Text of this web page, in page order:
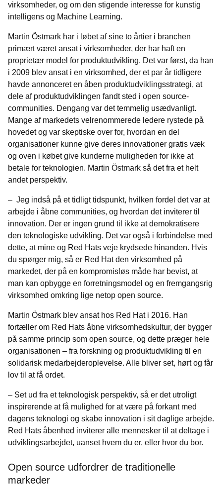
virksomheder, og om den stigende interesse for kunstig
intelligens og Machine Learning.
Martin Östmark har i løbet af sine to årtier i branchen
primært været ansat i virksomheder, der har haft en
proprietær model for produktudvikling. Det var først, da han
i 2009 blev ansat i en virksomhed, der et par år tidligere
havde annonceret en åben produktudviklingsstrategi, at
dele af produktudviklingen fandt sted i open source-
communities. Dengang var det temmelig usædvanligt.
Mange af markedets velrenommerede ledere rystede på
hovedet og var skeptiske over for, hvordan en del
organisationer kunne give deres innovationer gratis væk
og oven i købet give kunderne muligheden for ikke at
betale for teknologien. Martin Östmark så det fra et helt
andet perspektiv.
– Jeg indså på et tidligt tidspunkt, hvilken fordel det var at
arbejde i åbne communities, og hvordan det inviterer til
innovation. Der er ingen grund til ikke at demokratisere
den teknologiske udvikling. Det var også i forbindelse med
dette, at mine og Red Hats veje krydsede hinanden. Hvis
du spørger mig, så er Red Hat den virksomhed på
markedet, der på en kompromisløs måde har bevist, at
man kan opbygge en forretningsmodel og en fremgangsrig
virksomhed omkring lige netop open source.
Martin Östmark blev ansat hos Red Hat i 2016. Han
fortæller om Red Hats åbne virksomhedskultur, der bygger
på samme princip som open source, og dette præger hele
organisationen – fra forskning og produktudvikling til en
solidarisk medarbejderoplevelse. Alle bliver set, hørt og får
lov til at få ordet.
– Set ud fra et teknologisk perspektiv, så er det utroligt
inspirerende at få mulighed for at være på forkant med
dagens teknologi og skabe innovation i sit daglige arbejde.
Red Hats åbenhed inviterer alle mennesker til at deltage i
udviklingsarbejdet, uanset hvem du er, eller hvor du bor.
Open source udfordrer de traditionelle
markeder